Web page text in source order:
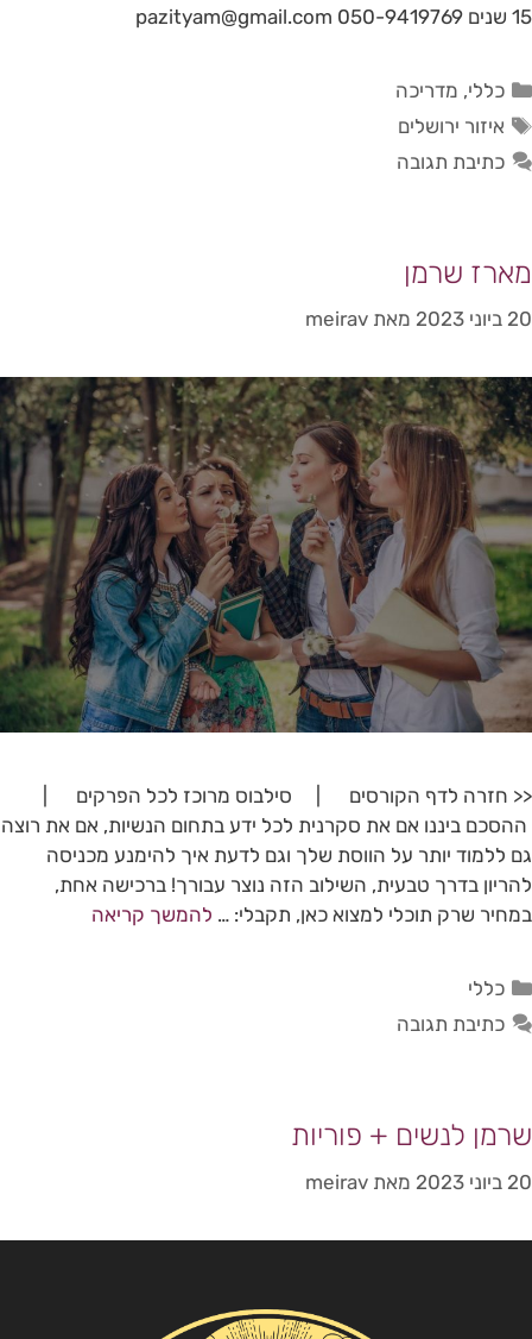
15 שנים 050-9419769 pazityam@gmail.com
כללי, מדריכה
איזור ירושלים
כתיבת תגובה
מארז שרמן
20 ביוני 2023 מאת meirav
<< חזרה לדף הקורסים | סילבוס מרוכז לכל הפרקים |
ההסכם ביננו אם את סקרנית לכל ידע בתחום הנשיות, אם את רוצה
גם ללמוד יותר על הווסת שלך וגם לדעת איך להימנע מכניסה
להריון בדרך טבעית, השילוב הזה נוצר עבורך! ברכישה אחת,
במחיר שרק תוכלי למצוא כאן, תקבלי: … להמשך קריאה
כללי
כתיבת תגובה
שרמן לנשים + פוריות
20 ביוני 2023 מאת meirav